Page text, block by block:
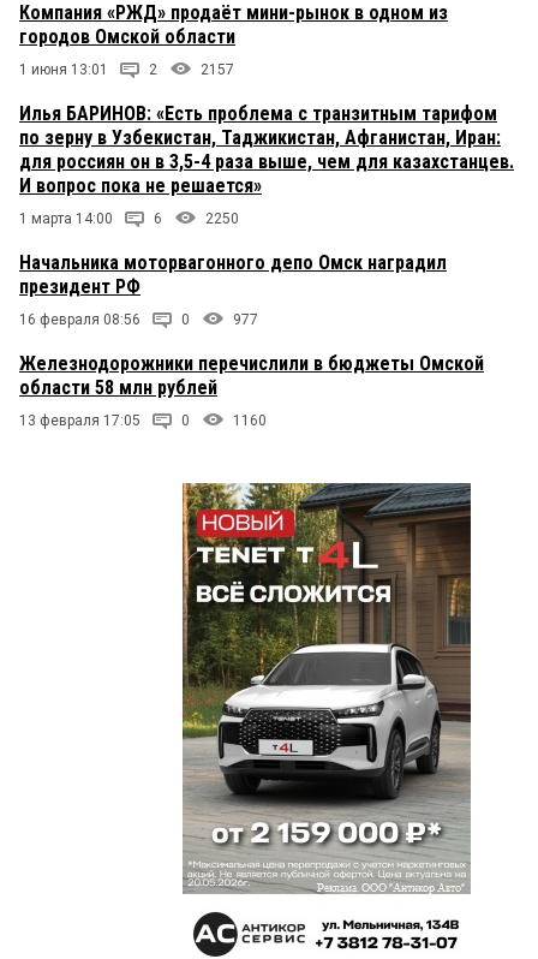
Компания «РЖД» продаёт мини-рынок в одном из
городов Омской области
1 июня 13:01 2 2157
Илья БАРИНОВ: «Есть проблема с транзитным тарифом
по зерну в Узбекистан, Таджикистан, Афганистан, Иран:
для россиян он в 3,5-4 раза выше, чем для казахстанцев.
И вопрос пока не решается»
1 марта 14:00 6 2250
Начальника моторвагонного депо Омск наградил
президент РФ
16 февраля 08:56 0 977
Железнодорожники перечислили в бюджеты Омской
области 58 млн рублей
13 февраля 17:05 0 1160